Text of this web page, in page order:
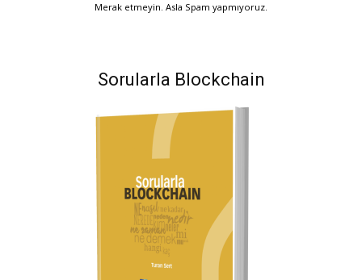
Merak etmeyin. Asla Spam yapmıyoruz.
Sorularla Blockchain